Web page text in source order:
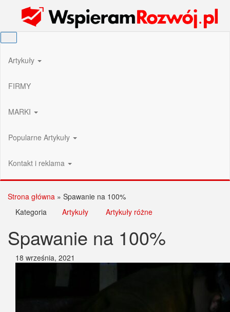
Wspieram Rozwój PL
Artykuły
FIRMY
MARKI
Popularne Artykuły
Kontakt i reklama
Strona główna » Spawanie na 100%
Kategoria
Artykuły Artykuły różne
Spawanie na 100%
18 września, 2021